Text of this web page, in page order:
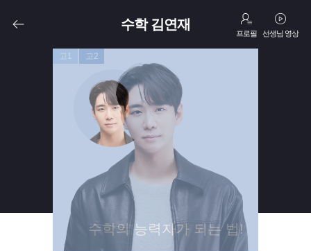
수학 김연재
프로필 선생님 영상
수학의 능력자가 되는 법!
고1 고2